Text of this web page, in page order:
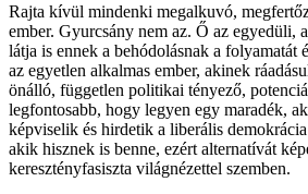
Rajta kívül mindenki megalkuvó,
ember. Gyurcsány nem az. Ő az egyedüli,
látja is ennek a behódolásnak a folyamatát
az egyetlen alkalmas ember, akinek
önálló, független politikai tényező,
legfontosabb, hogy legyen egy maradék,
képviselik és hirdetik a liberális demokrácia
akik hisznek is benne, ezért alternatívát
keresztényfasiszta világnézettel szemben.